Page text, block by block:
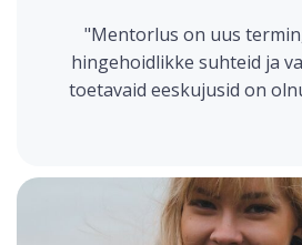
"Mentorlus on uus
hingehoidlikke suhteid ja
toetavaid eeskujusid on